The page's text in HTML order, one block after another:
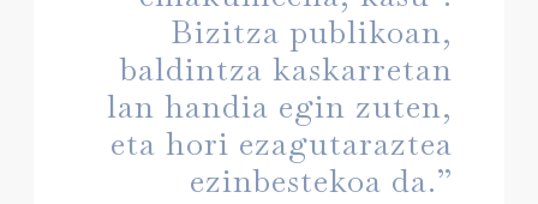
Bizitza publikoan,
baldintza kaskarretan
lan handia egin zuten,
eta hori ezagutaraztea
ezinbestekoa da.”